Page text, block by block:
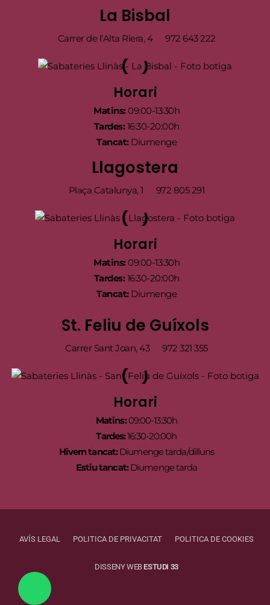
La Bisbal
Carrer de l’Alta Riera, 4 972 643 222
Horari
Matins:09:00-13:30h
Tardes:16:30-20:00h
Tancat:Diumenge
Llagostera
Plaça Catalunya, 1 972 805 291
Horari
Matins:09:00-13:30h
Tardes:16:30-20:00h
Tancat:Diumenge
St. Feliu de Guíxols
Carrer Sant Joan, 43 972 321 355
Horari
Matins:09:00-13:30h
Tardes:16:30-20:00h
Hivern tancat:Diumenge tarda/dilluns
Estiu tancat:Diumenge tarda
AVÍS LEGAL POLITICA DE PRIVACITAT POLITICA DE COOKIES
DISSENY WEBESTUDI 33